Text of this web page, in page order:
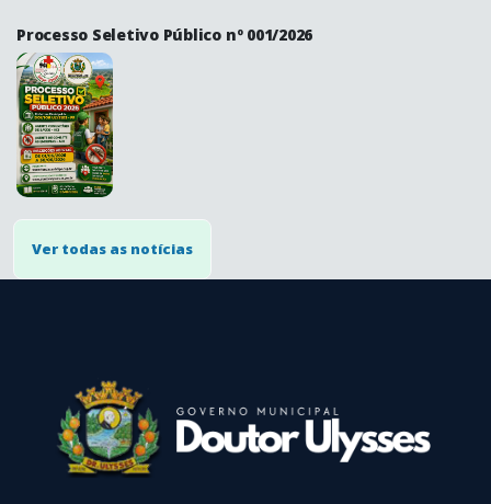
Processo Seletivo Público nº 001/2026
Ver todas as notícias